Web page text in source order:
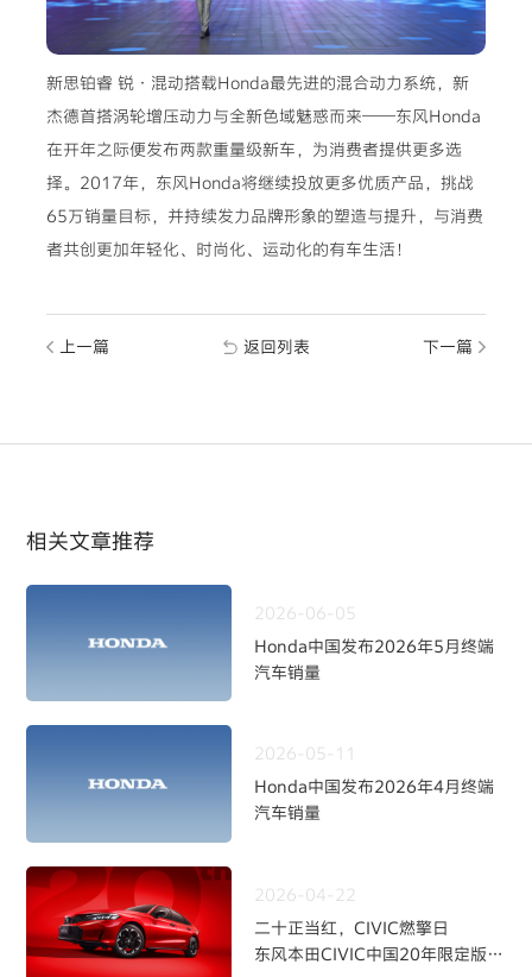
新思铂睿 锐·混动搭载Honda最先进的混合动力系统，新
杰德首搭涡轮增压动力与全新色域魅惑而来——东风Honda
在开年之际便发布两款重量级新车，为消费者提供更多选
择。2017年，东风Honda将继续投放更多优质产品，挑战
65万销量目标，并持续发力品牌形象的塑造与提升，与消费
者共创更加年轻化、时尚化、运动化的有车生活！
上一篇 返回列表 下一篇
相关文章推荐
2026-06-05
Honda中国发布2026年5月终端
汽车销量
2026-05-11
Honda中国发布2026年4月终端
汽车销量
2026-04-22
二十正当红，CIVIC燃擎日
东风本田CIVIC中国20年限定版焕